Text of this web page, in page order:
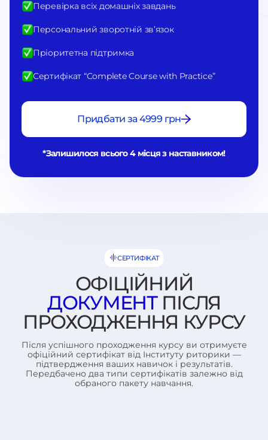
Перевірка всіх домашніх завдань
Персональний зворотній зв’язок
Пріоритетна підтримка
Сертифікат “Complete Course with Practice”
Придбати за 4999 грн
*Залишилося всього 4 місця з наставником!
СЕРТИФІКАТ
ОФІЦІЙНИЙ
ДОКУМЕНТПІСЛЯ
ПРОХОДЖЕННЯ КУРСУ
Після успішного проходження курсу ви отримуєте
офіційний сертифікат від Інституту риторики —
підтвердження ваших навичок і результатів.
Передбачено два типи сертифікатів залежно від
обраного пакету навчання.